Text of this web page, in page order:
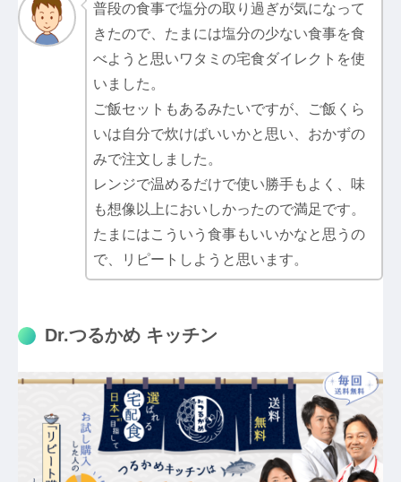
普段の食事で塩分の取り過ぎが気になって
きたので、たまには塩分の少ない食事を食
べようと思いワタミの宅食ダイレクトを使
いました。
ご飯セットもあるみたいですが、ご飯くら
いは自分で炊けばいいかと思い、おかずの
みで注文しました。
レンジで温めるだけで使い勝手もよく、味
も想像以上においしかったので満足です。
たまにはこういう食事もいいかなと思うの
で、リピートしようと思います。
Dr.つるかめ キッチン